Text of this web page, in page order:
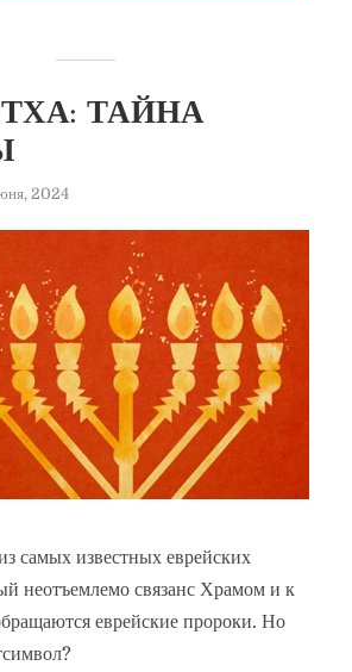
ТАЙНА
2024
самых известных еврейских
неотъемлемо связанс Храмом и к
еврейские пророки. Но